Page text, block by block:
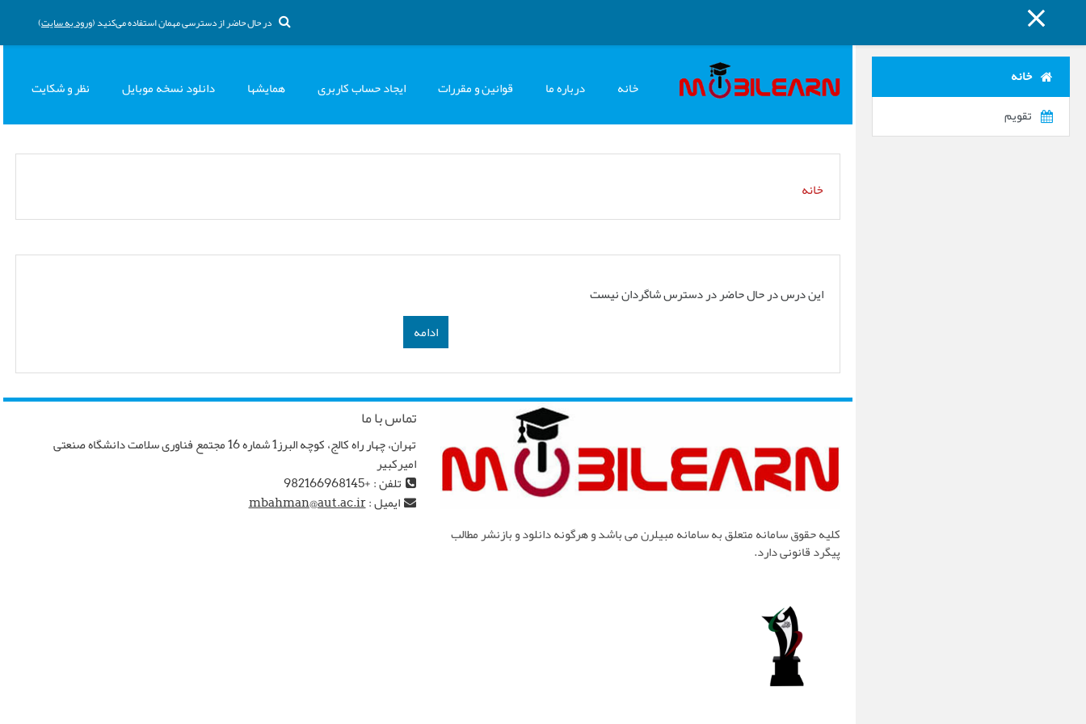
پنل کناری در حال حاضر از دسترسی مهمان استفاده می‌کنید (ورود به سایت)
خانه درباره ما قوانین و مقررات ایجاد حساب کاربری همایشها دانلود نسخه موبایل نظر و شکایت
خانه
این درس در حال حاضر در دسترس شاگردان نیست
ادامه
خانه
تقویم
کلیه حقوق سامانه متعلق به سامانه مبیلرن می باشد و هرگونه دانلود و بازنشر مطالب
پیگرد قانونی دارد.
تماس با ما
تهران، چهار راه کالج، کوچه البرز1 شماره 16 مجتمع فناوری سلامت دانشگاه صنعتی
امیرکبیر
تلفن : +982166968145
ایمیل :mbahman@aut.ac.ir